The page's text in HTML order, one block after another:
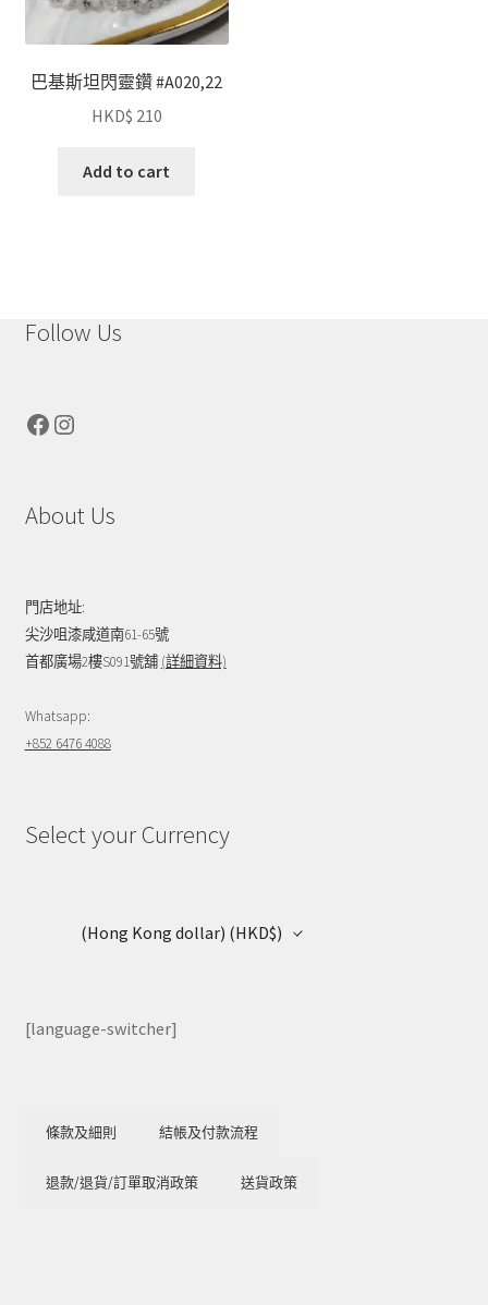
巴基斯坦閃靈鑽 #A020,22
HKD$ 210
Add to cart
Follow Us
Facebook
Instagram
About Us
門店地址:
尖沙咀漆咸道南61-65號
首都廣場2樓S091號舖 (詳細資料)
Whatsapp:
+852 6476 4088
Select your Currency
(Hong Kong dollar) (HKD$)
[language-switcher]
條款及細則 結帳及付款流程
退款/退貨/訂單取消政策 送貨政策